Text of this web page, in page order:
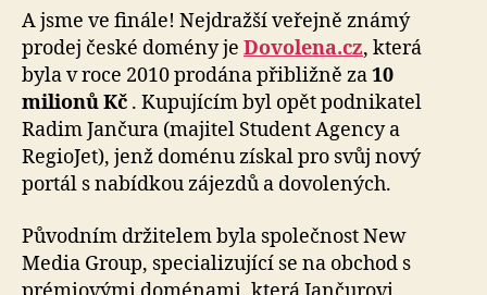
A jsme ve finále! Nejdražší veřejně známý
prodej české domény je Dovolena.cz, která
byla v roce 2010 prodána přibližně za10
milionů Kč . Kupujícím byl opět podnikatel
Radim Jančura (majitel Student Agency a
RegioJet), jenž doménu získal pro svůj nový
portál s nabídkou zájezdů a dovolených.
Původním držitelem byla společnost New
Media Group, specializující se na obchod s